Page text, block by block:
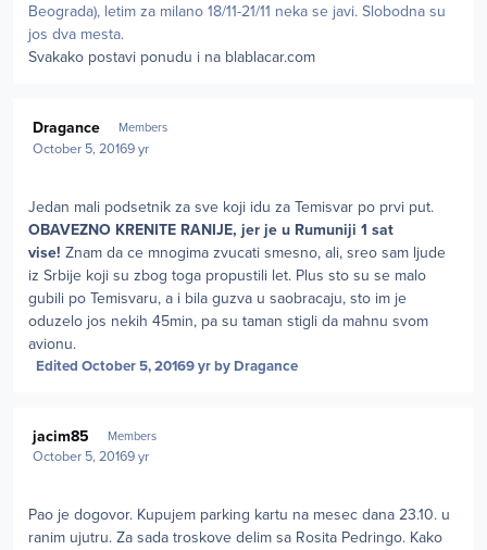
Beograda), letim za milano 18/11-21/11 neka se javi. Slobodna su
jos dva mesta.
Svakako postavi ponudu i na blablacar.com
Dragance Members
October 5, 20169 yr
Jedan mali podsetnik za sve koji idu za Temisvar po prvi put.
OBAVEZNO KRENITE RANIJE, jer je u Rumuniji 1 sat
vise! Znam da ce mnogima zvucati smesno, ali, sreo sam ljude
iz Srbije koji su zbog toga propustili let. Plus sto su se malo
gubili po Temisvaru, a i bila guzva u saobracaju, sto im je
oduzelo jos nekih 45min, pa su taman stigli da mahnu svom
avionu.
Edited October 5, 20169 yrby Dragance
jacim85 Members
October 5, 20169 yr
Pao je dogovor. Kupujem parking kartu na mesec dana 23.10. u
ranim ujutru. Za sada troskove delim sa Rosita Pedringo. Kako